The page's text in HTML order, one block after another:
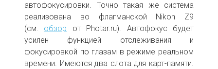
автофокусировки. Точно такая же система
реализована во флагманской Nikon Z9
(см.
обзор
от Photar.ru). Автофокус будет
усилен функцией отслеживания и
фокусировкой по глазам в режиме реальном
времени. Имеются два слота для карт-памяти.